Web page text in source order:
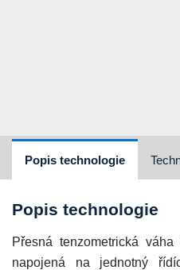
Popis technologie
Popis technologie
Přesná tenzometrická
napojená na jednotný